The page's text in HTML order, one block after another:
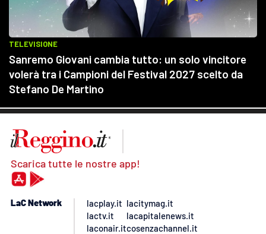
Scarica tutte le nostre app!
LaC Network
lacplay.it
lactv.it
laconair.it
lacitymag.it
lacapitalenews.it
cosenzachannel.it